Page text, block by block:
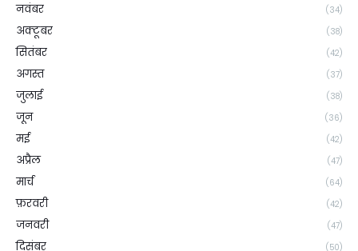
नवंबर (34)
अक्टूबर (38)
सितंबर (42)
अगस्त (37)
जुलाई (38)
जून (36)
मई (42)
अप्रैल (47)
मार्च (64)
फ़रवरी (42)
जनवरी (47)
दिसंबर (50)